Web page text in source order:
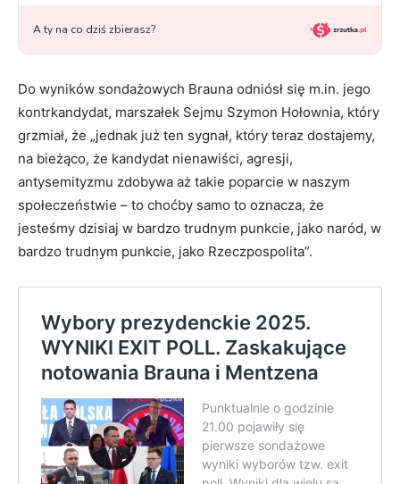
Do wyników sondażowych Brauna odniósł się m.in. jego
kontrkandydat, marszałek Sejmu Szymon Hołownia, który
grzmiał, że „jednak już ten sygnał, który teraz dostajemy,
na bieżąco, że kandydat nienawiści, agresji,
antysemityzmu zdobywa aż takie poparcie w naszym
społeczeństwie – to choćby samo to oznacza, że
jesteśmy dzisiaj w bardzo trudnym punkcie, jako naród, w
bardzo trudnym punkcie, jako Rzeczpospolita”.